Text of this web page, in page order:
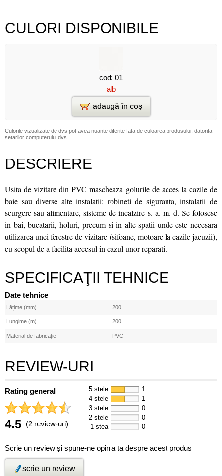
CULORI DISPONIBILE
cod: 01
alb
adaugă în coș
Culorile vizualizate de dvs pot avea nuante diferite fata de culoarea produsului, datorita
setarilor computerului dvs.
DESCRIERE
Usita de vizitare din PVC mascheaza golurile de acces la cazile de
baie sau diverse alte instalatii: robineti de siguranta, instalatii de
scurgere sau alimentare, sisteme de incalzire s. a. m. d. Se folosesc
in bai, bucatarii, holuri, precum si in alte spatii unde este necesara
utilizarea unei ferestre de vizitare (sifoane, motoare la cazile jacuzii),
cu scopul de a facilita accesul in cazul unor reparati.
SPECIFICAŢII TEHNICE
Date tehnice
Lățime (mm) 200
Lungime (m) 200
Material de fabricație PVC
REVIEW-URI
Rating general
4.5 (2 review-uri)
5 stele
1
4 stele
1
3 stele
0
2 stele
0
1 stea
0
Scrie un review și spune-ne opinia ta despre acest produs
scrie un review